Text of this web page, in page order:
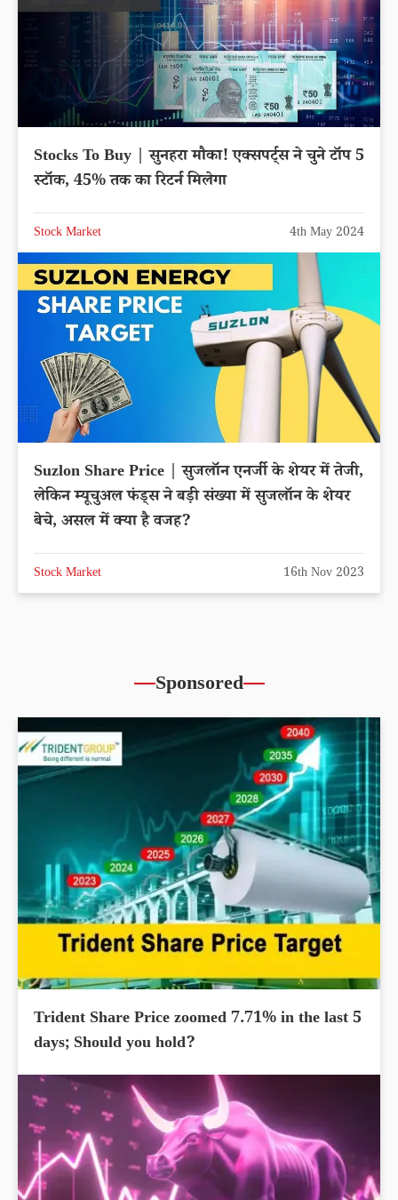
Stocks To Buy | सुनहरा मौका! एक्सपर्ट्स ने चुने टॉप 5
स्टॉक, 45% तक का रिटर्न मिलेगा
Stock Market 4th May 2024
Suzlon Share Price | सुजलॉन एनर्जी के शेयर में तेजी,
लेकिन म्यूचुअल फंड्स ने बड़ी संख्या में सुजलॉन के शेयर
बेचे, असल में क्या है वजह?
Stock Market 16th Nov 2023
Sponsored
Trident Share Price zoomed 7.71% in the last 5
days; Should you hold?